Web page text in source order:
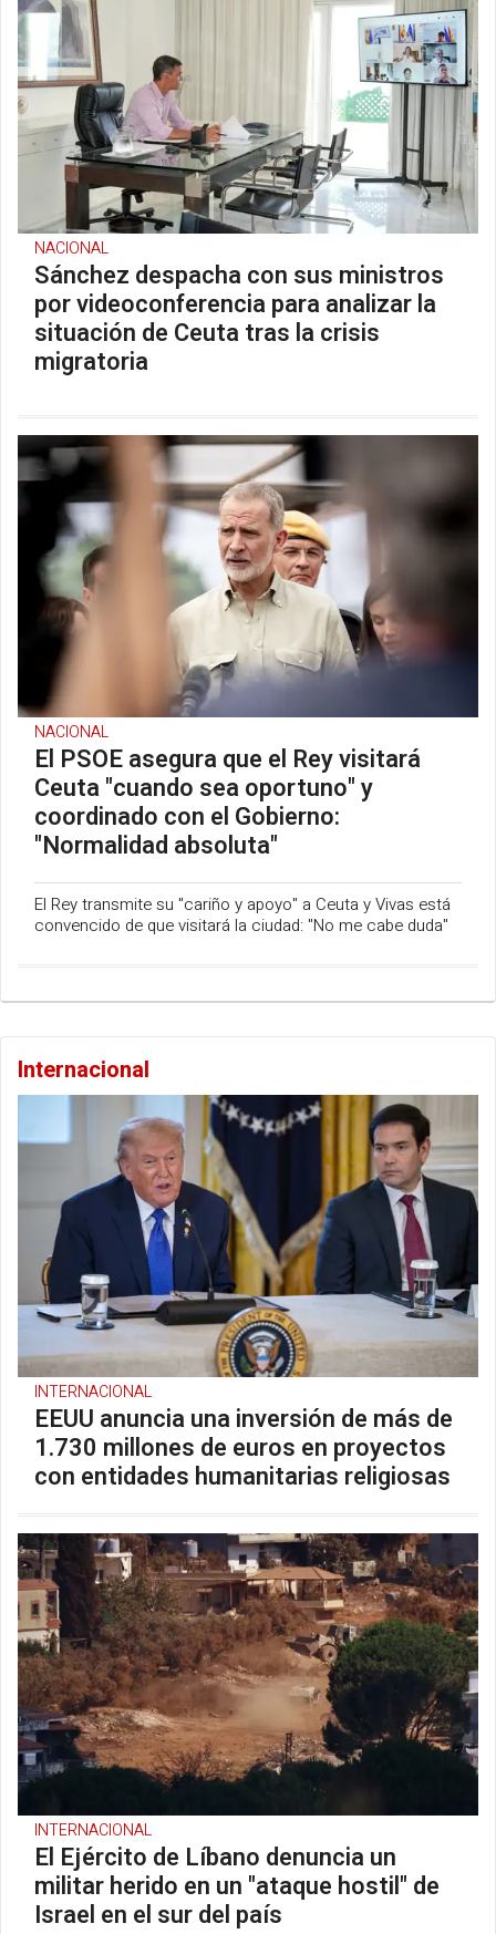
NACIONAL
Sánchez despacha con sus ministros
por videoconferencia para analizar la
situación de Ceuta tras la crisis
migratoria
NACIONAL
El PSOE asegura que el Rey visitará
Ceuta "cuando sea oportuno" y
coordinado con el Gobierno:
"Normalidad absoluta"
El Rey transmite su "cariño y apoyo" a Ceuta y Vivas está
convencido de que visitará la ciudad: "No me cabe duda"
Internacional
INTERNACIONAL
EEUU anuncia una inversión de más de
1.730 millones de euros en proyectos
con entidades humanitarias religiosas
INTERNACIONAL
El Ejército de Líbano denuncia un
militar herido en un "ataque hostil" de
Israel en el sur del país